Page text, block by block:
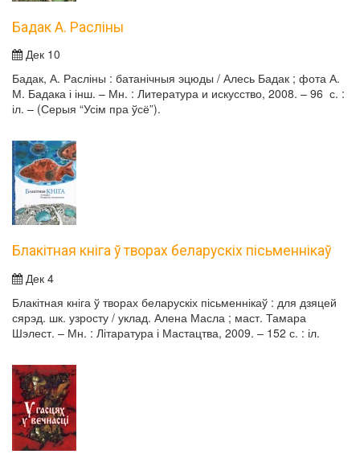
Бадак А. Расліны
Дек 10
Бадак, А. Расліны : батанічныя эцюды / Алесь Бадак ; фота А.
М. Бадака і інш. – Мн. : Литература и искусство, 2008. – 96 с. :
іл. – (Серыя “Усім пра ўсё”).
Блакітная кніга ў творах беларускіх пісьменнікаў
Дек 4
Блакітная кніга ў творах беларускіх пісьменнікаў : для дзяцей
сярэд. шк. узросту / уклад. Алена Масла ; маст. Тамара
Шэлест. – Мн. : Літаратура і Мастацтва, 2009. – 152 с. : іл.